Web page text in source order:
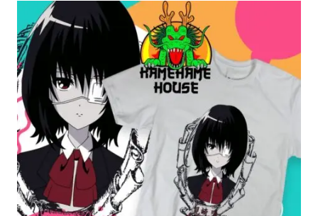
$160.00
through
$280.00